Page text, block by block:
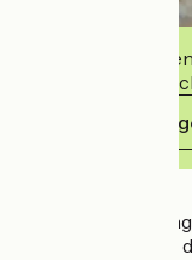
Cet
accueillir des
Voir ses
Restaurant de
Ambiance cosy et